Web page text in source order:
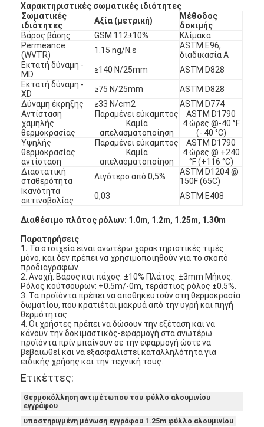
Σπίτι
Προϊόντα
Περίπου εμείς
Χαρακτηριστικές σωματικές ιδιότητες
Σωματικές
ιδιότητες
Αξία (μετρική)
Μέθοδος
δοκιμής
Βάρος βάσης
GSM 112±10%
Κλίμακα
Permeance
(WVTR)
1.15 ng/N.s
ASTM E96,
διαδικασία Α
Εκτατή δύναμη -
MD
≥140 N/25mm
ASTM D828
Εκτατή δύναμη -
XD
≥75 N/25mm
ASTM D828
Δύναμη έκρηξης
≥33 N/cm2
ASTM D774
Αντίσταση
χαμηλής
θερμοκρασίας
Παραμένει εύκαμπτος
Καμία
απελασματοποίηση
ASTM D1790
4 ώρες @-40 °F
(- 40 °C)
Υψηλής
θερμοκρασίας
αντίσταση
Παραμένει εύκαμπτος
Καμία
απελασματοποίηση
ASTM D1790
4 ώρες @ +240
°F (+116 °C)
Διαστατική
σταθερότητα
Λιγότερο από 0,5%
ASTM D1204 @
150F (65C)
Ικανότητα
ακτινοβολίας
0,03 ASTM E408
Διαθέσιμο πλάτος ρόλων: 1.0m, 1.2m, 1.25m, 1.30m
Παρατηρήσεις
1. Τα στοιχεία είναι ανωτέρω χαρακτηριστικές τιμές
μόνο, και δεν πρέπει να χρησιμοποιηθούν για το σκοπό
προδιαγραφών.
2. Ανοχή: Βάρος και πάχος: ±10% Πλάτος: ±3mm Μήκος:
Ρόλος κούτσουρων: +0.5m/-0m, τεράστιος ρόλος ±0.5%.
3. Τα προϊόντα πρέπει να αποθηκευτούν στη θερμοκρασία
δωματίου, που κρατιέται μακρυά από την υγρή και πηγή
θερμότητας.
4. Οι χρήστες πρέπει να δώσουν την εξέταση και να
κάνουν την δοκιμαστικός-εφαρμογή στα ανωτέρω
προϊόντα πρίν μπαίνουν σε την εφαρμογή ώστε να
βεβαιωθεί και να εξασφαλιστεί καταλληλότητα για
ειδικής χρήσης και την τεχνική τους.
Ετικέττες:
Θερμοκόλληση αντιμέτωπου του φύλλο αλουμινίου
εγγράφου
υποστηριγμένη μόνωση εγγράφου 1.25m φύλλο αλουμινίου